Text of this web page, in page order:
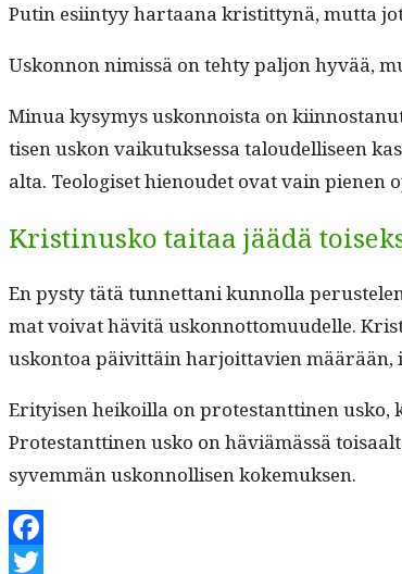
Putin esi­in­tyy har­taana kris­tit­tynä, mut­ta
Uskon­non nimis­sä on tehty paljon hyvää,
Min­ua kysymys uskon­noista on
tisen uskon vaiku­tuk­ses­sa taloudel­liseen
alta. Teol­o­giset hienoudet ovat vain
Kristinusko taitaa jäädä
En pysty tätä tun­net­tani kun­nol­la
mat voivat hävitä uskon­not­to­muudelle.
uskon­toa päivit­täin har­joit­tavien määrään,
Eri­tyisen heikoil­la on protes­tant­ti­nen usko,
Protes­tant­ti­nen usko on häviämässä
syvem­män uskon­nol­lisen kokemuksen.
Facebook